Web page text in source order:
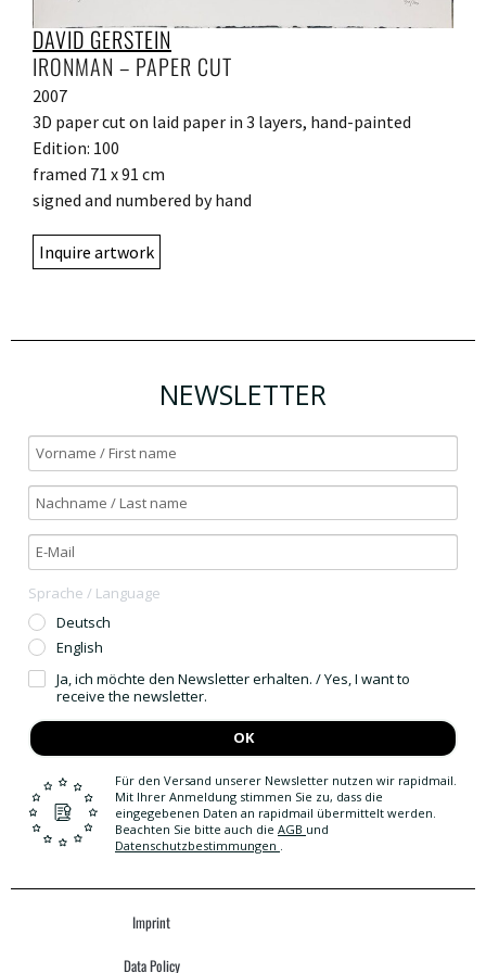
DAVID GERSTEIN
IRONMAN – PAPER CUT
2007
3D paper cut on laid paper in 3 layers, hand-painted
Edition: 100
framed 71 x 91 cm
signed and numbered by hand
Inquire artwork
NEWSLETTER
Sprache / Language
Deutsch
English
Ja, ich möchte den Newsletter erhalten. / Yes, I want to
receive the newsletter.
OK
Für den Versand unserer Newsletter nutzen wir rapidmail.
Mit Ihrer Anmeldung stimmen Sie zu, dass die
eingegebenen Daten an rapidmail übermittelt werden.
Beachten Sie bitte auch die AGB und
Datenschutzbestimmungen
Imprint
Data Policy